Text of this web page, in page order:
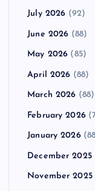
July 2026 (92)
June 2026 (88)
May 2026 (85)
April 2026 (88)
March 2026 (88)
February 2026
January 2026
December 2025
November 2025